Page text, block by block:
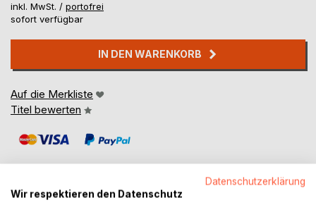
inkl. MwSt. / portofrei
sofort verfügbar
IN DEN WARENKORB
Auf die Merkliste
Titel bewerten
Datenschutzerklärung
Wir respektieren den Datenschutz